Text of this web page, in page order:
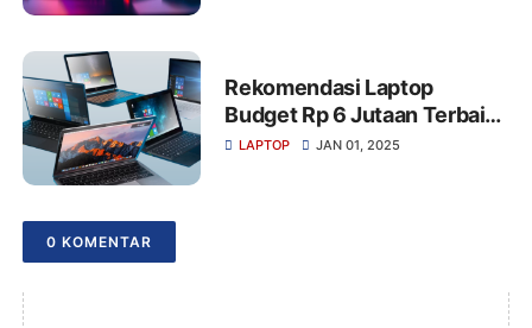
Rekomendasi Laptop
Budget Rp 6 Jutaan Terbaik
untuk Pelajar dan Pekerja di
LAPTOP JAN 01, 2025
0 KOMENTAR